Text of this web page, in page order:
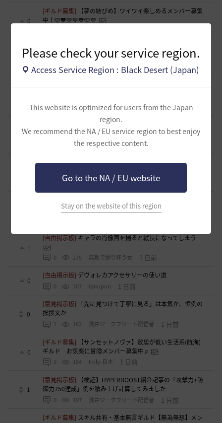
Please check your service region.
Access Service Region : Black Desert (Japan)
This website is optimized for users from the Japan
region.
We recommend the NA / EU service region to best enjoy
the respective content.
Go to the NA / EU website
Stay on the website of this region
0
[ギルド募集]
【夢の結びめ】ワイワイ楽しめるメンバー募集
中！🩷🧡💛💚💙🩵💜
0
[ギルド募集]
【クラバート】初心者、復帰、ベテラン、移
籍、チャットが苦手な方も歓迎致します
0 133 xマキナx-日本 16 時間前
[意見掲示板]太古装備に関する公式説明と意見掲示板への対
1 186 浅井ジークフリード配信者 21 時間前
3
[ファンアート & 創作]内容ないびみょマンガ その45 転生し
たら黒い砂漠だった件
126 きゅんきゅん-日本 21 時間前
[ギルド募集]【🍀もんぶらん喫茶🍀】新規復帰者大歓迎！ま
171 ゆぅにゃん 23 時間前
メンバー募集中！
1
[自由掲示板] キャラの肖像画を撮ると縦長になってしまう
0 279 無敵で踊り狂う女 1 日前
0
[自由掲示板] デヴォレカアクセサリーの使い道
0 307 tanupon 1 日前
0
[意見掲示板]
「先に見つけて丁寧に見る」は本気か、恒例の
挨拶文か
1 182 浅井ジークフリード配信者 1 日前
0
[ギルド募集]
【サンセットノヴァ】敷居が低い生活系(航海)
ギルド お気楽に冒険メンバー募集中♫
0 184 Iroly-日本 1 日前
1
[意見掲示板]
【検証】HYPERBOOST紹介記事の「攻撃力+防
御力750達成」例を積み上げ計算してみました
0 197 浅井ジークフリード配信者 1 日前
[ギルド募集] スキル共有・基本無言ギルド【無為無想】メン